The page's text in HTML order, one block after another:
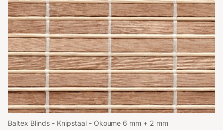
Baltex Blinds - Knipstaal - Okoume 6 mm + 2 mm